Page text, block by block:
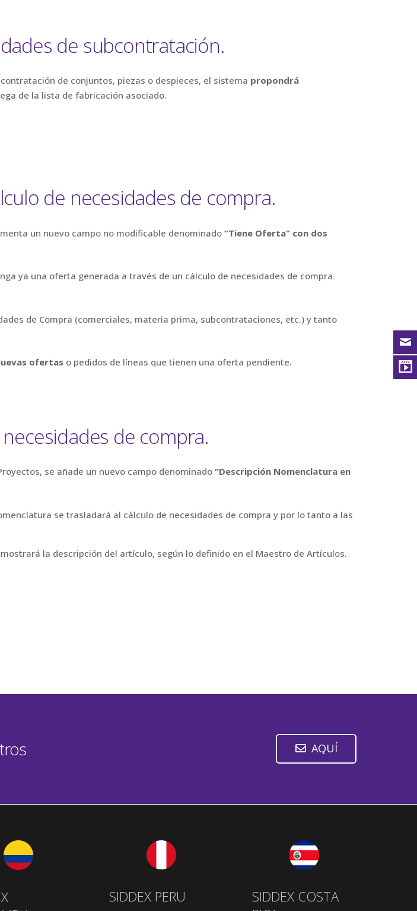
de subcontratación.
de conjuntos, piezas o despieces, el sistema propondrá
de la lista de fabricación asociado.
de necesidades de compra.
un nuevo campo no modificable denominado “Tiene Oferta” con dos
ya una oferta generada a través de un cálculo de necesidades de compra
de Compra (comerciales, materia prima, subcontrataciones, etc.) y tanto
ofertas o pedidos de líneas que tienen una oferta pendiente.
de compra.
se añade un nuevo campo denominado“Descripción Nomenclatura en
se trasladará al cálculo de necesidades de compra y por lo tanto a las
la descripción del artículo, según lo definido en el Maestro de Artículos.
AQUÍ
SIDDEX PERU
SIDDEX COSTA